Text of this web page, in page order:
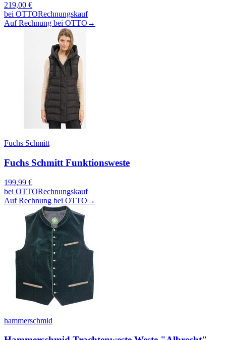
219,00 €
bei OTTORechnungskauf
Auf Rechnung bei OTTO →
Fuchs Schmitt
Fuchs Schmitt Funktionsweste
199,99 €
bei OTTORechnungskauf
Auf Rechnung bei OTTO →
hammerschmid